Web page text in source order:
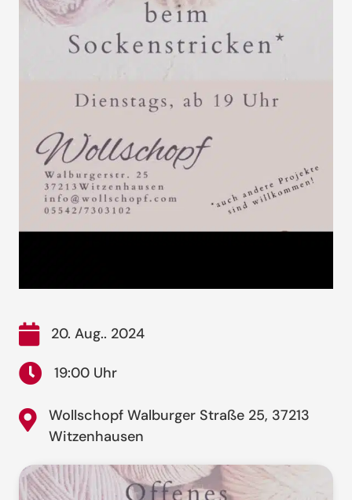
20. Aug.. 2024
19:00 Uhr
Wollschopf Walburger Straße 25, 37213
Witzenhausen